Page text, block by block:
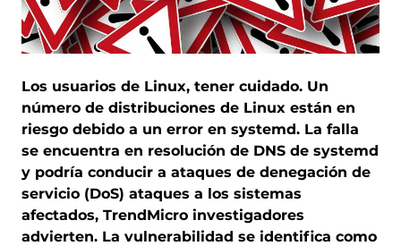
Los usuarios de Linux, tener cuidado. Un
número de distribuciones de Linux están en
riesgo debido a un error en systemd. La falla
se encuentra en resolución de DNS de systemd
y podría conducir a ataques de denegación de
servicio (DoS) ataques a los sistemas
afectados, TrendMicro investigadores
advierten. La vulnerabilidad se identifica como